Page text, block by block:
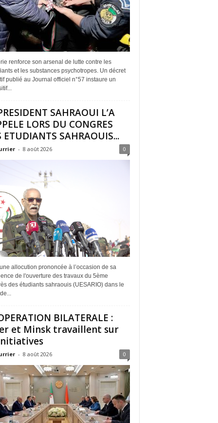
renforce son arsenal de lutte contre les
et les substances psychotropes. Un décret
publié au Journal officiel n°57 instaure un
SAHRAOUI L’A
LORS DU CONGRES
ETUDIANTS SAHRAOUIS...
- 8 août 2026 0
allocution prononcée à l’occasion de sa
de l'ouverture des travaux du 5ème
des étudiants sahraouis (UESARIO) dans le
BILATERALE :
et Minsk travaillent sur
- 8 août 2026 0